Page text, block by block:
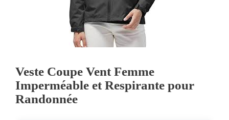
Veste Coupe Vent Femme
Imperméable et Respirante pour
Randonnée